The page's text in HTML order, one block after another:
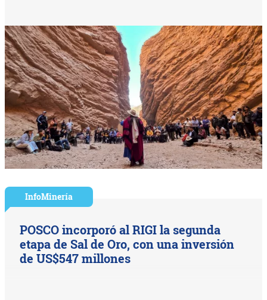
InfoMinería
POSCO incorporó al RIGI la segunda
etapa de Sal de Oro, con una inversión
de US$547 millones